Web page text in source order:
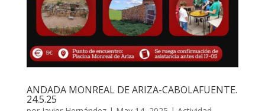
ANDADA MONREAL DE ARIZA-CABOLAFUENTE.
24.5.25